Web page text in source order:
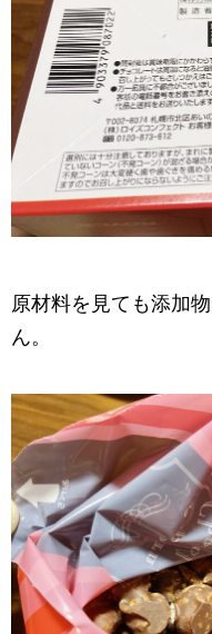
原材料を見ても添加
ん。